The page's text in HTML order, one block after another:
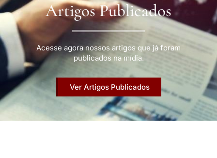
Artigos Publicados
Acesse agora nossos artigos que já foram
publicados na mídia.
Ver Artigos Publicados